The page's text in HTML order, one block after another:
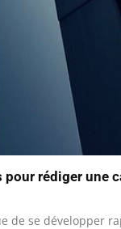
rédiger une
de se développer